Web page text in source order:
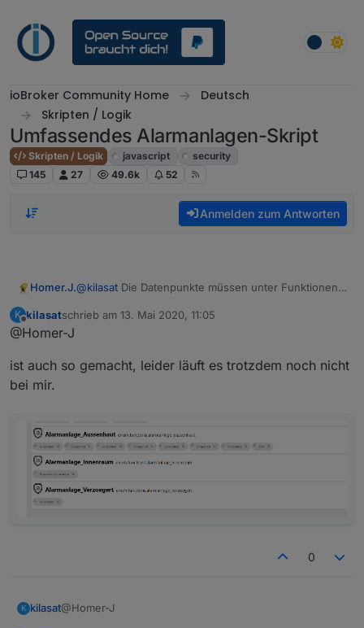
ioBroker Community Home
Deutsch
Skripten / Logik
Umfassendes Alarmanlagen-Skript
Skripten / Logik javascript
security
145
27 49.6k 52
Anmelden zum Antworten
Homer.J.@kilasat Die Datenpunkte müssen unter Funktionen
Javascript schau mal ein bisschen weiter vorn dort
K
Offline
kilasatschrieb am 13. Mai 2020, 11:05
zuletzt editiert von
@Homer-J
ist auch so gemacht, leider läuft es trotzdem noch nicht
bei mir.
0
K kilasat@Homer-J